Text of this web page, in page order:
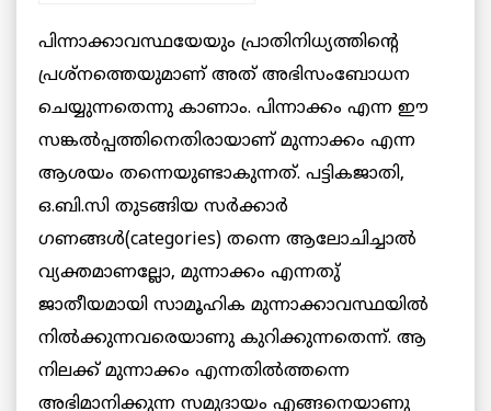
പിന്നാക്കാവസ്ഥയേയും പ്രാതിനിധ്യത്തിന്റെ
പ്രശ്നത്തെയുമാണ് അത് അഭിസംബോധന
ചെയ്യുന്നതെന്നു കാണാം. പിന്നാക്കം എന്ന ഈ
സങ്കല്‍പ്പത്തിനെതിരായാണ് മുന്നാക്കം എന്ന
ആശയം തന്നെയുണ്ടാകുന്നത്. പട്ടികജാതി,
ഒ.ബി.സി തുടങ്ങിയ സര്‍ക്കാര്‍
ഗണങ്ങള്‍(categories) തന്നെ ആലോചിച്ചാല്‍
വ്യക്തമാണല്ലോ, മുന്നാക്കം എന്നതു്
ജാതീയമായി സാമൂഹിക മുന്നാക്കാവസ്ഥയില്‍
നില്‍ക്കുന്നവരെയാണു കുറിക്കുന്നതെന്ന്. ആ
നിലക്ക് മുന്നാക്കം എന്നതില്‍ത്തന്നെ
അഭിമാനിക്കുന്ന സമുദായം എങ്ങനെയാണു